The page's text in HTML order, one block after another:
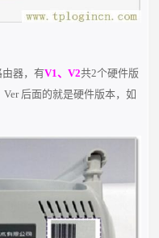
由器，有V1、V2共2个硬件版
后面的就是硬件版本，如